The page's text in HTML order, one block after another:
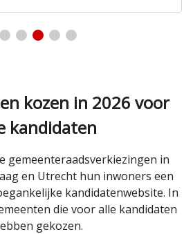
kozen in 2026 voor
kandidaten
gemeenteraadsverkiezingen in
en Utrecht hun inwoners een
kandidatenwebsite. In
die voor alle kandidaten
gekozen.